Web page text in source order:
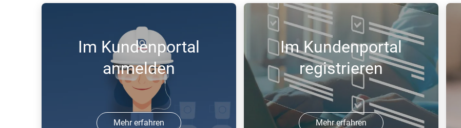
Im Kundenportal
anmelden
Mehr erfahren
Im Kundenportal
registrieren
Mehr erfahren